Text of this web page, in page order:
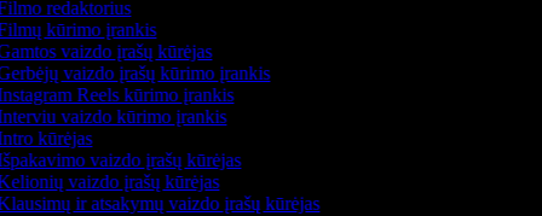
redaktorius
kūrimo įrankis
vaizdo įrašų kūrėjas
vaizdo įrašų kūrimo įrankis
Reels kūrimo įrankis
vaizdo kūrimo įrankis
kūrėjas
vaizdo įrašų kūrėjas
vaizdo įrašų kūrėjas
ir atsakymų vaizdo įrašų kūrėjas